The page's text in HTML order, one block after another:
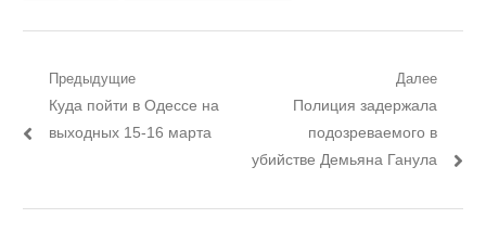
Навигация
по
Предыдущие
Предыдущий
пост:
Куда пойти в Одессе на
выходных 15-16 марта
Далее
Следующий
пост:
Полиция задержала
подозреваемого в
убийстве Демьяна Ганула